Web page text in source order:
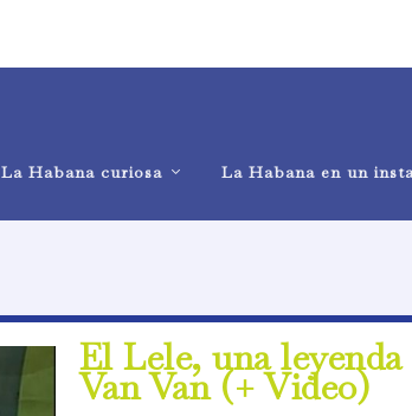
La Habana curiosa La Habana en un
El Lele, una leyenda
Van Van (+ Video)